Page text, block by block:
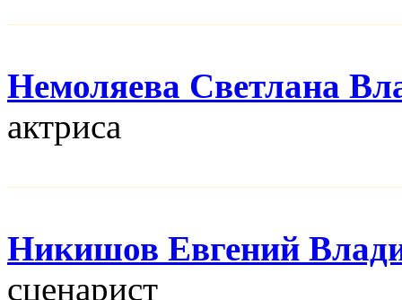
Немоляева Светлана
актриса
Никишов Евгений
сценарист